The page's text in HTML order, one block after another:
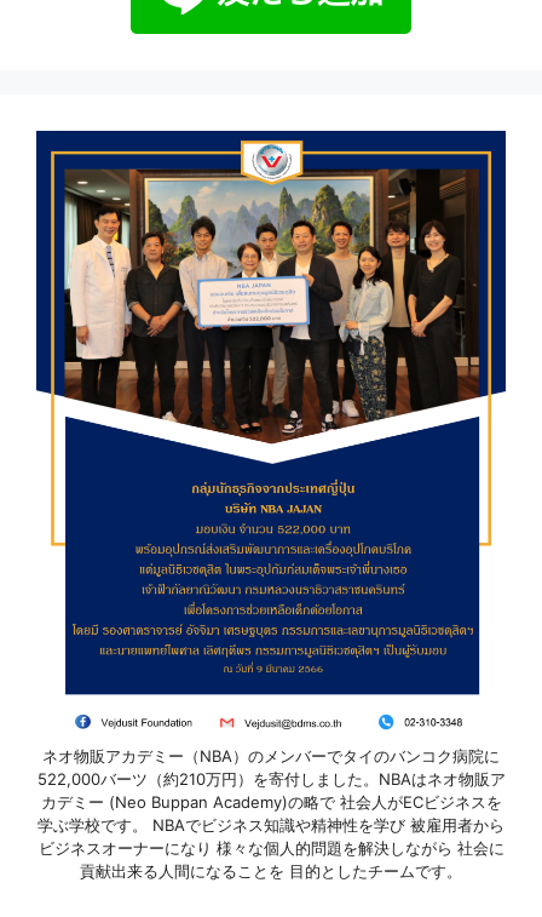
ネオ物販アカデミー（NBA）のメンバーでタイのバンコク病院に
522,000バーツ（約210万円）を寄付しました。NBAはネオ物販ア
カデミー (Neo Buppan Academy)の略で 社会人がECビジネスを
学ぶ学校です。 NBAでビジネス知識や精神性を学び 被雇用者から
ビジネスオーナーになり 様々な個人的問題を解決しながら 社会に
貢献出来る人間になることを 目的としたチームです。